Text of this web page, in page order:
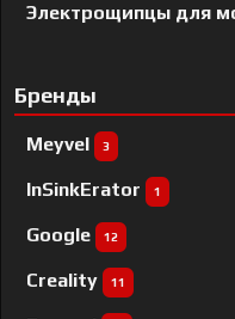
Электрощипцы для
Бренды
Meyvel 3
InSinkErator 1
Google 12
Creality 11